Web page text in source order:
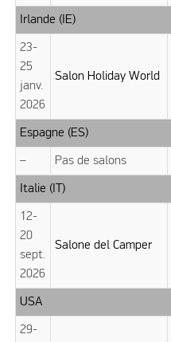
Irlande (IE)
23-
25
janv.
2026
Salon Holiday World
Espagne (ES)
– Pas de salons
Italie (IT)
12-
20
sept.
2026
Salone del Camper
USA
29-